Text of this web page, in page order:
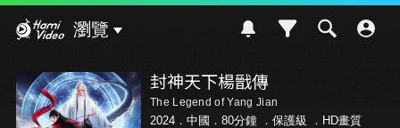
瀏覽
封神天下楊戩傳
The Legend of Yang Jian
2024．中國．80分鐘 ． 保護級 ．HD畫質